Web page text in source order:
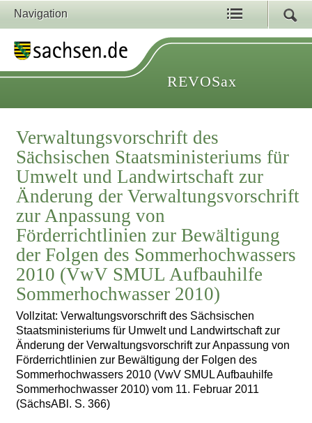
Navigation
REVOSax
Verwaltungsvorschrift des
Sächsischen Staatsministeriums für
Umwelt und Landwirtschaft zur
Änderung der Verwaltungsvorschrift
zur Anpassung von
Förderrichtlinien zur Bewältigung
der Folgen des Sommerhochwassers
2010 (VwV SMUL Aufbauhilfe
Sommerhochwasser 2010)
Vollzitat: Verwaltungsvorschrift des Sächsischen
Staatsministeriums für Umwelt und Landwirtschaft zur
Änderung der Verwaltungsvorschrift zur Anpassung von
Förderrichtlinien zur Bewältigung der Folgen des
Sommerhochwassers 2010 (VwV SMUL Aufbauhilfe
Sommerhochwasser 2010) vom 11. Februar 2011
(SächsABl. S. 366)